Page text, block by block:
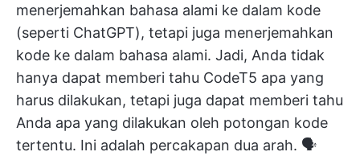
menerjemahkan bahasa alami ke dalam kode
(seperti ChatGPT), tetapi juga menerjemahkan
kode ke dalam bahasa alami. Jadi, Anda tidak
hanya dapat memberi tahu CodeT5 apa yang
harus dilakukan, tetapi juga dapat memberi tahu
Anda apa yang dilakukan oleh potongan kode
tertentu. Ini adalah percakapan dua arah. 🗣️